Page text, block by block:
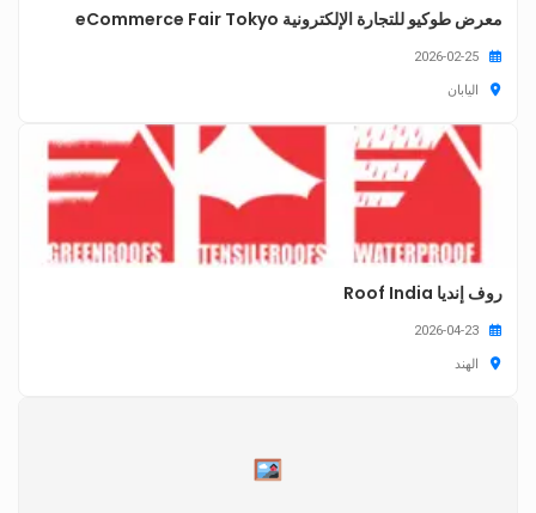
معرض طوكيو للتجارة الإلكترونية eCommerce Fair Tokyo
اليابان
روف إنديا Roof India
الهند